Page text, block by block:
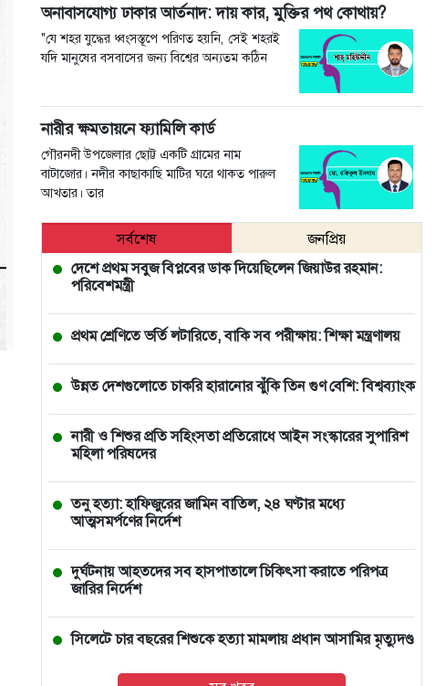
অনাবাসযোগ্য ঢাকার আর্তনাদ: দায় কার, মুক্তির পথ কোথায়?
"যে শহর যুদ্ধের ধ্বংসস্তূপে পরিণত হয়নি, সেই শহরই
যদি মানুষের বসবাসের জন্য বিশ্বের অন্যতম কঠিন
নারীর ক্ষমতায়নে ফ্যামিলি কার্ড
গৌরনদী উপজেলার ছোট্ট একটি গ্রামের নাম
বাটাজোর। নদীর কাছাকাছি মাটির ঘরে থাকত পারুল
আখতার। তার
সর্বশেষ
জনপ্রিয়
দেশে প্রথম সবুজ বিপ্লবের ডাক দিয়েছিলেন জিয়াউর রহমান:
পরিবেশমন্ত্রী
প্রথম শ্রেণিতে ভর্তি লটারিতে, বাকি সব পরীক্ষায়: শিক্ষা মন্ত্রণালয়
উন্নত দেশগুলোতে চাকরি হারানোর ঝুঁকি তিন গুণ বেশি: বিশ্বব্যাংক
নারী ও শিশুর প্রতি সহিংসতা প্রতিরোধে আইন সংস্কারের সুপারিশ
মহিলা পরিষদের
তনু হত্যা: হাফিজুরের জামিন বাতিল, ২৪ ঘণ্টার মধ্যে
আত্মসমর্পণের নির্দেশ
দুর্ঘটনায় আহতদের সব হাসপাতালে চিকিৎসা করাতে পরিপত্র
জারির নির্দেশ
সিলেটে চার বছরের শিশুকে হত্যা মামলায় প্রধান আসামির মৃত্যুদণ্ড